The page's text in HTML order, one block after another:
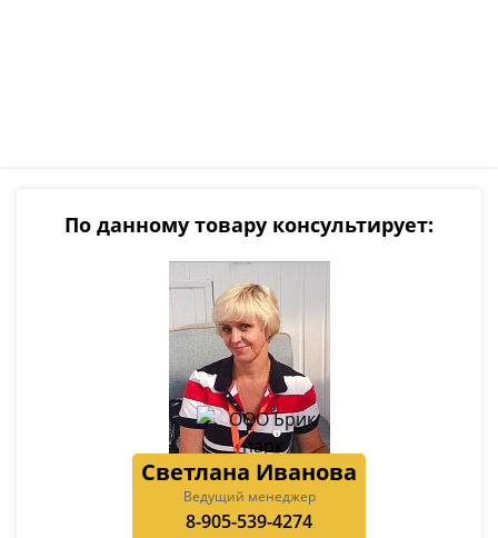
По данному товару консультирует:
Светлана Иванова
Ведущий менеджер
8-905-539-4274